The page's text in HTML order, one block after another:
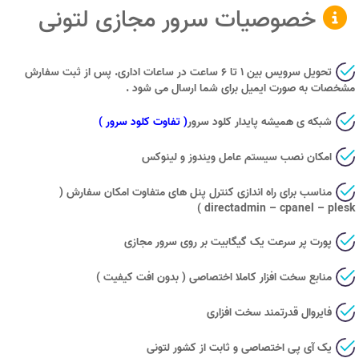
خصوصیات سرور مجازی لتونی
تحویل سرویس بین ۱ تا ۶ ساعت در ساعات اداری. پس از ثبت سفارش
مشخصات به صورت ایمیل برای شما ارسال می شود .
شبکه ی همیشه پایدار کلود سرور( تفاوت کلود سرور )
امکان نصب سیستم عامل ویندوز و لینوکس
مناسب برای راه اندازی کنترل پنل های متفاوت امکان سفارش (
directadmin – cpanel – plesk )
پورت پر سرعت یک گیگابیت بر روی سرور مجازی
منابع سخت افزار کاملا اختصاصی ( بدون افت کیفیت )
فایروال قدرتمند سخت افزاری
یک آی پی اختصاصی و ثابت از کشور لتونی